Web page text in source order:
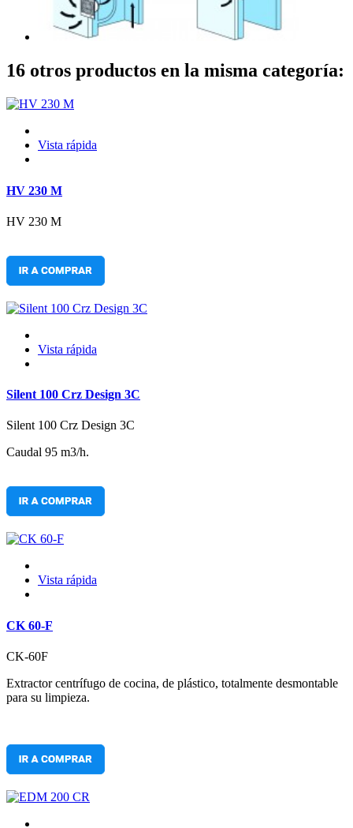
16 otros productos en la misma categoría:
Vista rápida
HV 230 M
HV 230 M
Vista rápida
Silent 100 Crz Design 3C
Silent 100 Crz Design 3C
Caudal 95 m3/h.
Vista rápida
CK 60-F
CK-60F
Extractor centrífugo de cocina, de plástico, totalmente desmontable
para su limpieza.